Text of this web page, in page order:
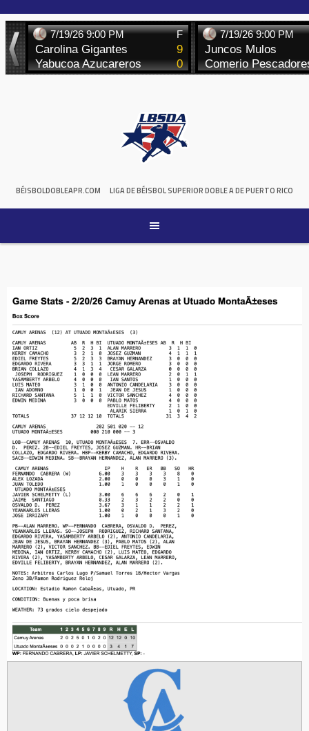
to
content
BÉISBOLDOBLEAPR.COM LIGA DE BÉISBOL SUPERIOR DOBLE A DE PUERTO RICO